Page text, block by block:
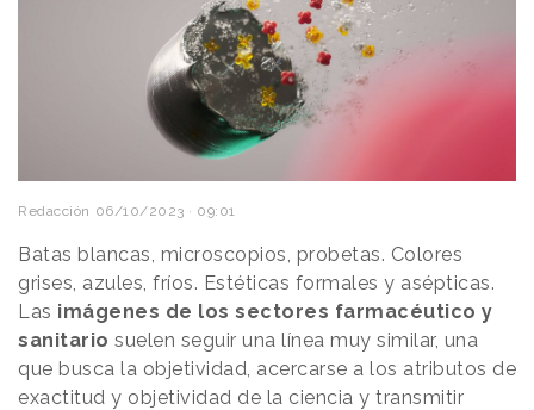
Redacción 06/10/2023 · 09:01
Batas blancas, microscopios, probetas. Colores
grises, azules, fríos. Estéticas formales y asépticas.
Las imágenes de los sectores farmacéutico y
sanitario suelen seguir una línea muy similar, una
que busca la objetividad, acercarse a los atributos de
exactitud y objetividad de la ciencia y transmitir